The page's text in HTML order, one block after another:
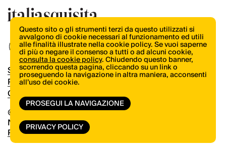
© Copyright 2026.Vertical.it
N.ro Iscrizione ROC 32504
Privacy Policy
Shop
Pubblicità
Contatti
Questo sito o gli strumenti terzi da questo utilizzati si
avvalgono di cookie necessari al funzionamento ed utili
alle finalità illustrate nella cookie policy. Se vuoi saperne
di più o negare il consenso a tutti o ad alcuni cookie,
consulta la cookie policy. Chiudendo questo banner,
scorrendo questa pagina, cliccando su un link o
proseguendo la navigazione in altra maniera, acconsenti
all’uso dei cookie.
PROSEGUI LA NAVIGAZIONE
PRIVACY POLICY